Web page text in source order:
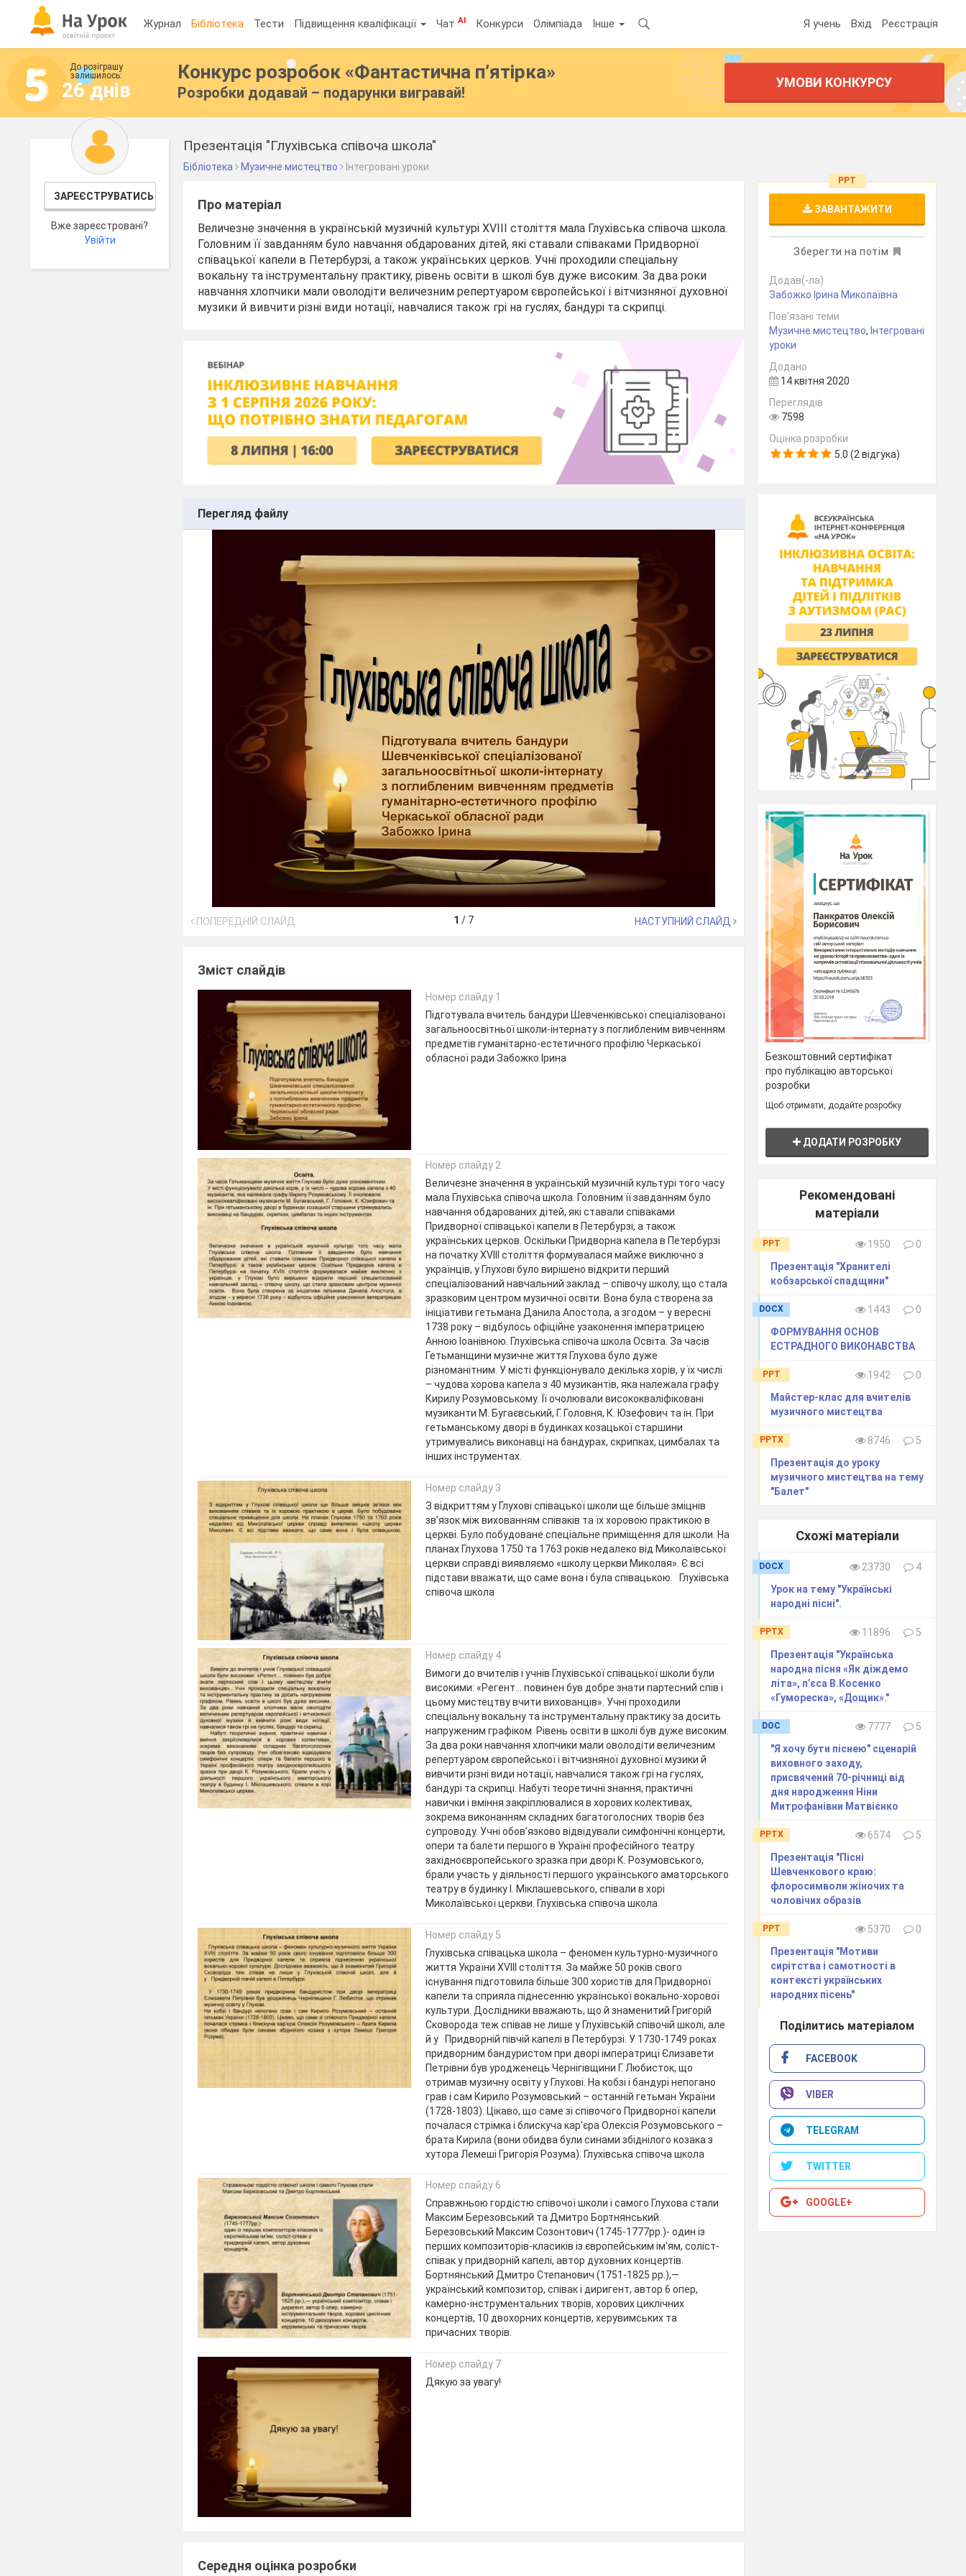
Журнал Бібліотека Тести Підвищення кваліфікації ЧатAI Конкурси Олімпіада Інше Я учень Вхід Реєстрація
До розіграшу
залишилось:
26 днів
Конкурс розробок «Фантастична п’ятірка»
Розробки додавай – подарунки вигравай!
УМОВИ КОНКУРСУ
ЗАРЕЄСТРУВАТИСЬ
Вже зареєстровані?
Увійти
Презентація "Глухівська співоча школа"
Бібліотека Музичне мистецтво Інтегровані уроки
Про матеріал
Величезне значення в українській музичній культурі ХVІІІ століття мала Глухівська співоча школа.
Головним її завданням було навчання обдарованих дітей, які ставали співаками Придворної
співацької капели в Петербурзі, а також українських церков. Учні проходили спеціальну
вокальну та інструментальну практику, рівень освіти в школі був дуже високим. За два роки
навчання хлопчики мали оволодіти величезним репертуаром європейської і вітчизняної духовної
музики й вивчити різні види нотації, навчалися також грі на гуслях, бандурі та скрипці.
Перегляд файлу
ПОПЕРЕДНІЙ СЛАЙД 1 / 7 НАСТУПНИЙ СЛАЙД
Зміст слайдів
Номер слайду 1
Підготувала вчитель бандури Шевченківської спеціалізованої
загальноосвітньої школи-інтернату з поглибленим вивченням
предметів гуманітарно-естетичного профілю Черкаської
обласної ради Забожко Ірина
Номер слайду 2
Величезне значення в українській музичній культурі того часу
мала Глухівська співоча школа. Головним її завданням було
навчання обдарованих дітей, які ставали співаками
Придворної співацької капели в Петербурзі, а також
українських церков. Оскільки Придворна капела в Петербурзі
на початку ХVІІІ століття формувалася майже виключно з
українців, у Глухові було вирішено відкрити перший
спеціалізований навчальний заклад – співочу школу, що стала
зразковим центром музичної освіти. Вона була створена за
ініціативи гетьмана Данила Апостола, а згодом – у вересні
1738 року – відбулось офіційне узаконення імператрицею
Анною Іоанівною. Глухівська співоча школа Освіта. За часів
Гетьманщини музичне життя Глухова було дуже
різноманітним. У місті функціонувало декілька хорів, у їх числі
– чудова хорова капела з 40 музикантів, яка належала графу
Кирилу Розумовському. Її очолювали висококваліфіковані
музиканти М. Бугаєвський, Г. Головня, К. Юзефович та ін. При
гетьманському дворі в будинках козацької старшини
утримувались виконавці на бандурах, скрипках, цимбалах та
інших інструментах.
Номер слайду 3
З відкриттям у Глухові співацької школи ще більше зміцнів
зв’язок між вихованням співаків та їх хоровою практикою в
церкві. Було побудоване спеціальне приміщення для школи. На
планах Глухова 1750 та 1763 років недалеко від Миколаївської
церкви справді виявляємо «школу церкви Миколая». Є всі
підстави вважати, що саме вона і була співацькою. Глухівська
співоча школа
Номер слайду 4
Вимоги до вчителів і учнів Глухівської співацької школи були
високими: «Регент… повинен був добре знати партесний спів і
цьому мистецтву вчити вихованців». Учні проходили
спеціальну вокальну та інструментальну практику за досить
напруженим графіком. Рівень освіти в школі був дуже високим.
За два роки навчання хлопчики мали оволодіти величезним
репертуаром європейської і вітчизняної духовної музики й
вивчити різні види нотації, навчалися також грі на гуслях,
бандурі та скрипці. Набуті теоретичні знання, практичні
навички і вміння закріплювалися в хорових колективах,
зокрема виконанням складних багатоголосних творів без
супроводу. Учні обов’язково відвідували симфонічні концерти,
опери та балети першого в Україні професійного театру
західноєвропейського зразка при дворі К. Розумовського,
брали участь у діяльності першого українського аматорського
театру в будинку І. Міклашевського, співали в хорі
Миколаївської церкви. Глухівська співоча школа
Номер слайду 5
Глухівська співацька школа – феномен культурно-музичного
життя України ХVІІІ століття. За майже 50 років свого
існування підготовила більше 300 хористів для Придворної
капели та сприяла піднесенню української вокально-хорової
культури. Дослідники вважають, що й знаменитий Григорій
Сковорода теж співав не лише у Глухівській співочій школі, але
й у Придворній півчій капелі в Петербурзі. У 1730-1749 роках
придворним бандуристом при дворі імператриці Єлизавети
Петрівни був уродженець Чернігівщини Г. Любисток, що
отримав музичну освіту у Глухові. На кобзі і бандурі непогано
грав і сам Кирило Розумовський – останній гетьман України
(1728-1803). Цікаво, що саме зі співочого Придворної капели
почалася стрімка і блискуча кар’єра Олексія Розумовського –
брата Кирила (вони обидва були синами збіднілого козака з
хутора Лемеші Григорія Розума). Глухівська співоча школа
Номер слайду 6
Справжньою гордістю співочої школи і самого Глухова стали
Максим Березовський та Дмитро Бортнянський.
Березовський Максим Созонтович (1745-1777рр.)- один із
перших композиторів-класиків із європейським ім'ям, соліст-
співак у придворній капелі, автор духовних концертів.
Бортнянський Дмитро Степанович (1751-1825 рр.),—
український композитор, співак і диригент, автор 6 опер,
камерно-інструментальних творів, хорових циклічних
концертів, 10 двохорних концертів, херувимських та
причасних творів.
Номер слайду 7
Дякую за увагу!
Середня оцінка розробки
PPT
ЗАВАНТАЖИТИ
Зберегти на потім
Додав(-ла)
Забожко Ірина Миколаївна
Пов’язані теми
Музичне мистецтво, Інтегровані
уроки
Додано
14 квітня 2020
Переглядів
7598
Оцінка розробки
5.0 (2 відгука)
Безкоштовний сертифікат
про публікацію авторської
розробки
Щоб отримати, додайте розробку
ДОДАТИ РОЗРОБКУ
Рекомендовані
матеріали
PPT 1950
0
Презентація "Хранителі
кобзарської спадщини"
DOCX 1443
0
ФОРМУВАННЯ ОСНОВ
ЕСТРАДНОГО ВИКОНАВСТВА
PPT 1942
0
Майстер-клас для вчителів
музичного мистецтва
PPTX 8746
5
Презентація до уроку
музичного мистецтва на тему
"Балет"
Схожі матеріали
DOCX 23730
4
Урок на тему "Українські
народні пісні".
PPTX 11896
5
Презентація "Українська
народна пісня «Як діждемо
літа», п’єса В.Косенко
«Гумореска», «Дощик»."
DOC 7777
5
"Я хочу бути піснею" сценарій
виховного заходу,
присвячений 70-річниці від
дня народження Ніни
Митрофанівни Матвієнко
PPTX 6574
5
Презентація "Пісні
Шевченкового краю:
флоросимволи жіночих та
чоловічих образів
PPT 5370
0
Презентація "Мотиви
сирітства і самотності в
контексті українських
народних пісень"
Поділитись матеріалом
FACEBOOK
VIBER
TELEGRAM
TWITTER
GOOGLE+